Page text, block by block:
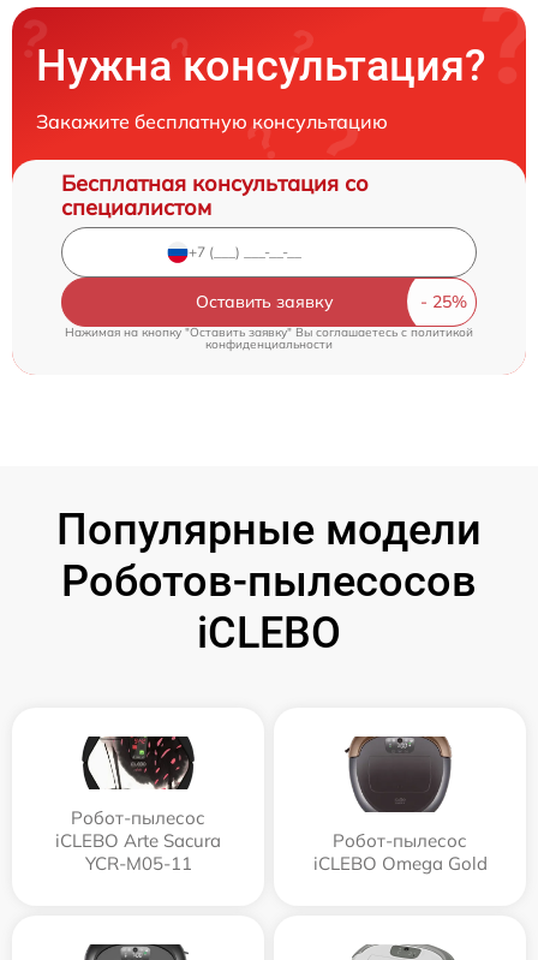
Нужна консультация?
Закажите бесплатную консультацию
Бесплатная консультация со
специалистом
Оставить заявку
Нажимая на кнопку "Оставить заявку" Вы соглашаетесь cполитикой
конфиденциальности
Популярные модели
Роботов-пылесосов
iCLEBO
Робот-пылесос
iCLEBO Arte Sacura
YCR-M05-11
Робот-пылесос
iCLEBO Omega Gold